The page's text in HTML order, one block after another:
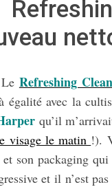
Refreshing
égalité avec la
qu’il
visage le matin !).
et son packaging
et il n’est
c
: